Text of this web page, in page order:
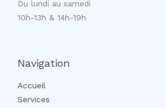
Du lundi au samedi
10h-13h & 14h-19h
Navigation
Accueil
Services